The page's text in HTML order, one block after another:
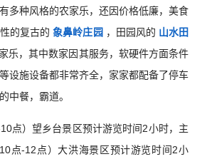
多种风格的农家乐，还因价格低廉，美食
的复古的象鼻岭庄园 ，田园风的 山水田
乐，其中数家因其服务，软硬件方面条件
设施设备都非常齐全，家家都配备了停车
中餐，霸道。
点）望乡台景区预计游览时间2小时，主
点-12点）大洪海景区预计游览时间2小